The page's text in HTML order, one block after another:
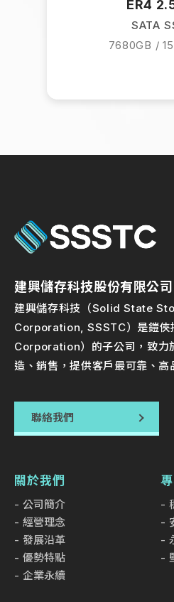
ER4
SATA
7680GB /
建興儲存科技股份有限公司
建興儲存科技（Solid State
Corporation, SSSTC）是鎧俠
Corporation）的子公司，致力
造、銷售，提供客戶最可靠、高
聯絡我們
關於我們
公司簡介
經營理念
發展沿革
優勢特點
企業永續